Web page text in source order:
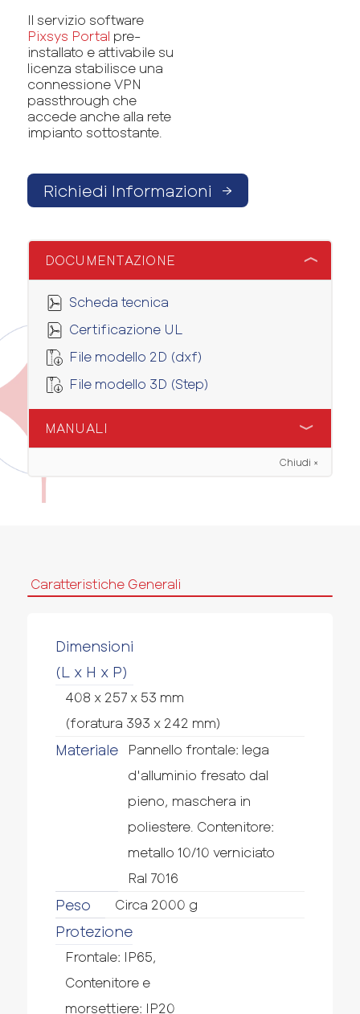
Il servizio software
Pixsys Portal pre-
installato e attivabile su
licenza stabilisce una
connessione VPN
passthrough che
accede anche alla rete
impianto sottostante.
Richiedi Informazioni →
DOCUMENTAZIONE
Scheda tecnica
Certificazione UL
File modello 2D (dxf)
File modello 3D (Step)
MANUALI
Chiudi ×
Caratteristiche Generali
Dimensioni
(L x H x P)
408 x 257 x 53 mm
(foratura 393 x 242 mm)
Materiale
Pannello frontale: lega
d'alluminio fresato dal
pieno, maschera in
poliestere. Contenitore:
metallo 10/10 verniciato
Ral 7016
Peso Circa 2000 g
Protezione
Frontale: IP65,
Contenitore e
morsettiere: IP20